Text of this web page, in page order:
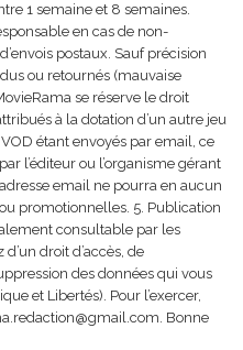
1 semaine et 8 semaines.
en cas de non-
postaux. Sauf précision
ou retournés (mauvaise
se réserve le droit
à la dotation d’un autre jeu
étant envoyés par email, ce
l’éditeur ou l’organisme gérant
email ne pourra en aucun
promotionnelles. 5. Publication
consultable par les
droit d’accès, de
des données qui vous
et Libertés). Pour l’exercer,
Bonne